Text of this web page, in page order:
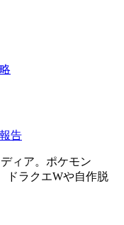
告
ィア。ポケモン
ドラクエWや自作脱